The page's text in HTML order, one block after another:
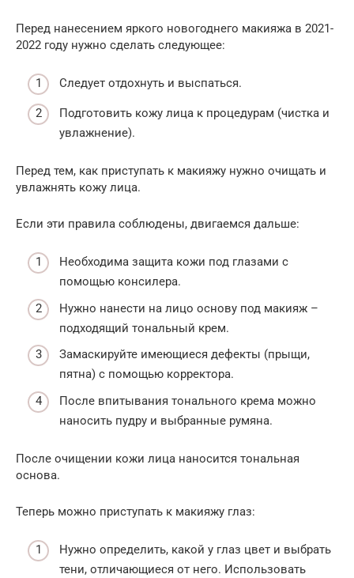
Перед нанесением яркого новогоднего макияжа в 2021-
2022 году нужно сделать следующее:
Следует отдохнуть и выспаться.
Подготовить кожу лица к процедурам (чистка и
увлажнение).
Перед тем, как приступать к макияжу нужно очищать и
увлажнять кожу лица.
Если эти правила соблюдены, двигаемся дальше:
Необходима защита кожи под глазами с
помощью консилера.
Нужно нанести на лицо основу под макияж –
подходящий тональный крем.
Замаскируйте имеющиеся дефекты (прыщи,
пятна) с помощью корректора.
После впитывания тонального крема можно
наносить пудру и выбранные румяна.
После очищении кожи лица наносится тональная
основа.
Теперь можно приступать к макияжу глаз:
Нужно определить, какой у глаз цвет и выбрать
тени, отличающиеся от него. Использовать